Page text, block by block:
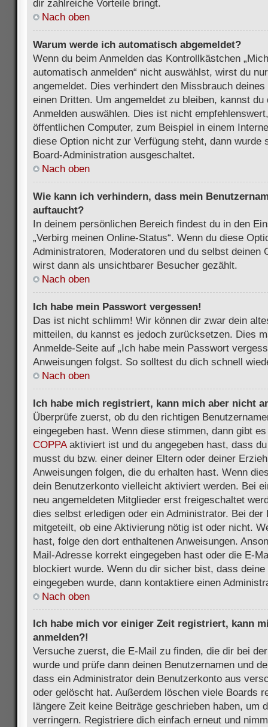
dir zahlreiche Vorteile bringt.
Nach oben
Warum werde ich automatisch abgemeldet?
Wenn du beim Anmelden das Kontrollkästchen
automatisch anmelden“ nicht auswählst, wirst du
angemeldet. Dies verhindert den Missbrauch
einen Dritten. Um angemeldet zu bleiben, kannst
Anmelden auswählen. Dies ist nicht
öffentlichen Computer, zum Beispiel in einem
diese Option nicht zur Verfügung steht, dann wurde
Board-Administration ausgeschaltet.
Nach oben
Wie kann ich verhindern, dass mein
auftaucht?
In deinem persönlichen Bereich findest du in den
„Verbirg meinen Online-Status“. Wenn du diese
Administratoren, Moderatoren und du selbst deinen
wirst dann als unsichtbarer Besucher gezählt.
Nach oben
Ich habe mein Passwort vergessen!
Das ist nicht schlimm! Wir können dir zwar dein
mitteilen, du kannst es jedoch zurücksetzen. Dies
Anmelde-Seite auf „Ich habe mein Passwort
Anweisungen folgst. So solltest du dich schnell
Nach oben
Ich habe mich registriert, kann mich aber nicht
Überprüfe zuerst, ob du den richtigen
eingegeben hast. Wenn diese stimmen, dann gibt
COPPAaktiviert ist und du angegeben hast, dass
musst du bzw. einer deiner Eltern oder deiner
Anweisungen folgen, die du erhalten hast. Wenn
dein Benutzerkonto vielleicht aktiviert werden. Bei
neu angemeldeten Mitglieder erst freigeschaltet
dies selbst erledigen oder ein Administrator. Bei der
mitgeteilt, ob eine Aktivierung nötig ist oder nicht.
hast, folge den dort enthaltenen Anweisungen.
Mail-Adresse korrekt eingegeben hast oder die E-
blockiert wurde. Wenn du dir sicher bist, dass
eingegeben wurde, dann kontaktiere einen
Nach oben
Ich habe mich vor einiger Zeit registriert, kann
anmelden?!
Versuche zuerst, die E-Mail zu finden, die dir bei
wurde und prüfe dann deinen Benutzernamen und
dass ein Administrator dein Benutzerkonto aus
oder gelöscht hat. Außerdem löschen viele Boards
längere Zeit keine Beiträge geschrieben haben, um
verringern. Registriere dich einfach erneut und